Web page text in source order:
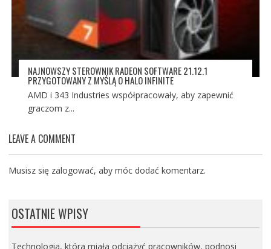
NAJNOWSZY STEROWNIK RADEON SOFTWARE 21.12.1
PRZYGOTOWANY Z MYŚLĄ O HALO INFINITE
AMD i 343 Industries współpracowały, aby zapewnić
graczom z...
LEAVE A COMMENT
Musisz się zalogować, aby móc dodać komentarz.
OSTATNIE WPISY
Technologia, która miała odciążyć pracowników, podnosi